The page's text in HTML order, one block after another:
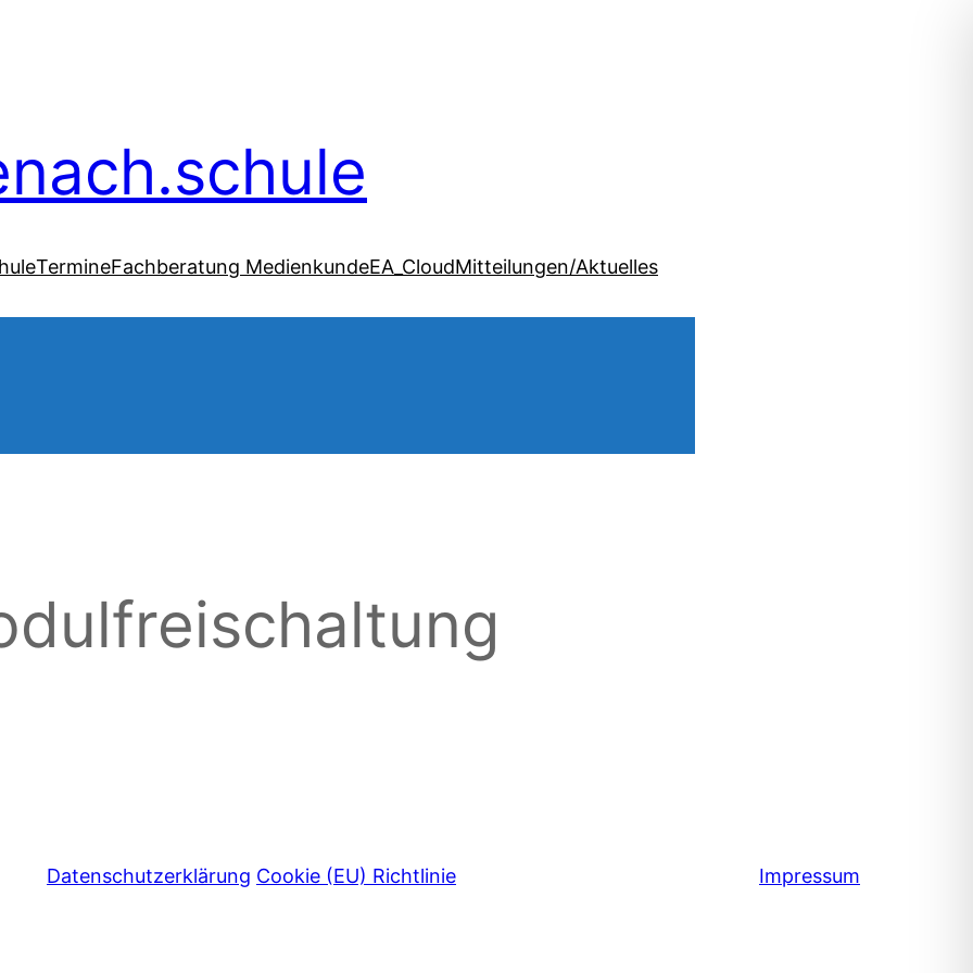
TermineFachberatung MedienkundeEA_CloudMitteilungen/Aktuelles
Datenschutzerklärung Cookie (EU) Richtlinie Impressum